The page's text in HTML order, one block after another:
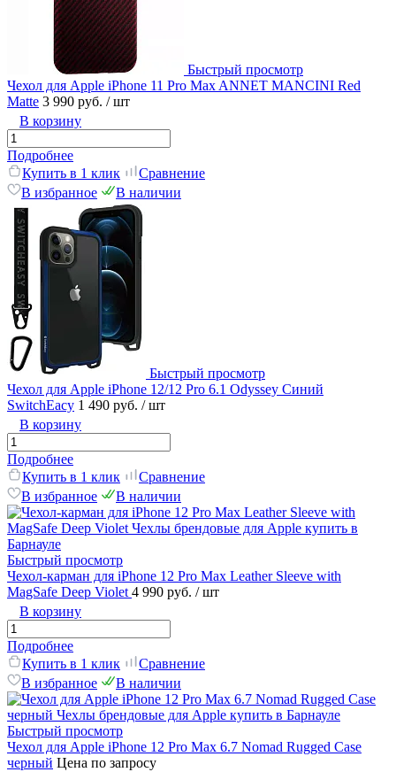
Быстрый просмотр
Чехол для Apple iPhone 11 Pro Max ANNET MANCINI Red
Matte 3 990 руб. / шт
В корзину
Подробнее
Купить в 1 клик
Сравнение
В избранное
В наличии
Быстрый просмотр
Чехол для Apple iPhone 12/12 Pro 6.1 Odyssey Синий
SwitchEacy 1 490 руб. / шт
В корзину
Подробнее
Купить в 1 клик
Сравнение
В избранное
В наличии
Быстрый просмотр
Чехол-карман для iPhone 12 Pro Max Leather Sleeve with
MagSafe Deep Violet 4 990 руб. / шт
В корзину
Подробнее
Купить в 1 клик
Сравнение
В избранное
В наличии
Быстрый просмотр
Чехол для Apple iPhone 12 Pro Max 6.7 Nomad Rugged Case
черный Цена по запросу